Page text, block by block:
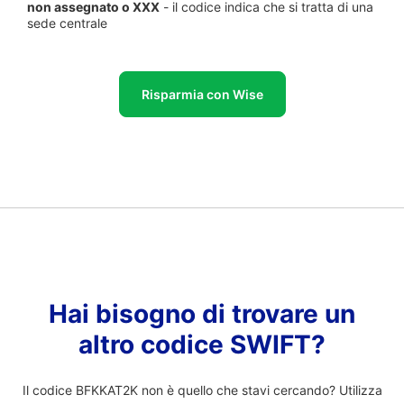
non assegnato o XXX - il codice indica che si tratta di una
sede centrale
Risparmia con Wise
Hai bisogno di trovare un
altro codice SWIFT?
Il codice BFKKAT2K non è quello che stavi cercando? Utilizza